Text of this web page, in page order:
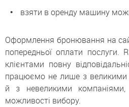
взяти в оренду машину
Оформлення бронювання на
попередньої оплати послуги.
клієнтами повну
працюємо не лише з
й з невеликими
можливості вибору.